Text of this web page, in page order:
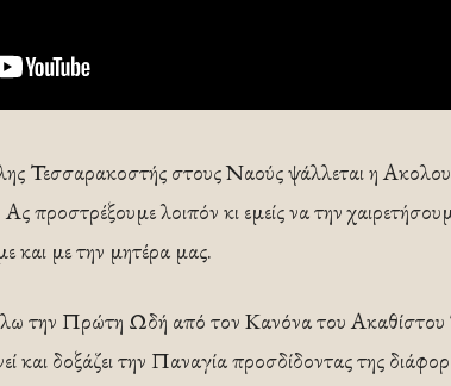
Τεσσαρακοστής στους Ναούς ψάλλεται η
προστρέξουμε λοιπόν κι εμείς να την
και με την μητέρα μας.
την Πρώτη Ωδή από τον Κανόνα του Ακαθίστου
και δοξάζει την Παναγία προσδίδοντας της